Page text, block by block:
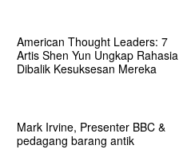
American Thought Leaders: 7
Artis Shen Yun Ungkap Rahasia
Dibalik Kesuksesan Mereka
Mark Irvine, Presenter BBC &
pedagang barang antik